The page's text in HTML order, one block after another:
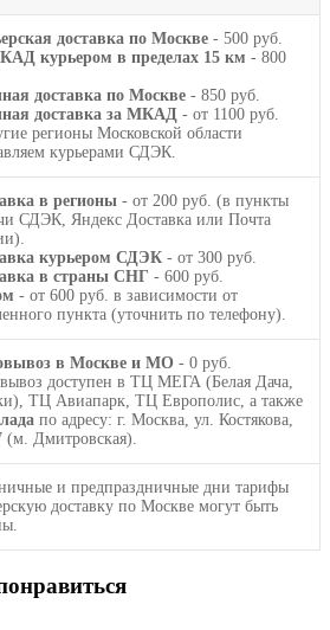
доставка по Москве - 500 руб.
курьером в пределах 15 км - 800
доставка по Москве - 850 руб.
доставка за МКАД - от 1100 руб.
регионы Московской области
курьерами СДЭК.
в регионы - от 200 руб. (в пункты
СДЭК, Яндекс Доставка или Почта
курьером СДЭК - от 300 руб.
в страны СНГ - 600 руб.
- от 600 руб. в зависимости от
пункта (уточнить по телефону).
в Москве и МО - 0 руб.
доступен в ТЦ МЕГА (Белая Дача,
ТЦ Авиапарк, ТЦ Европолис, а также
по адресу: г. Москва, ул. Костякова,
(м. Дмитровская).
и предпраздничные дни тарифы
доставку по Москве могут быть